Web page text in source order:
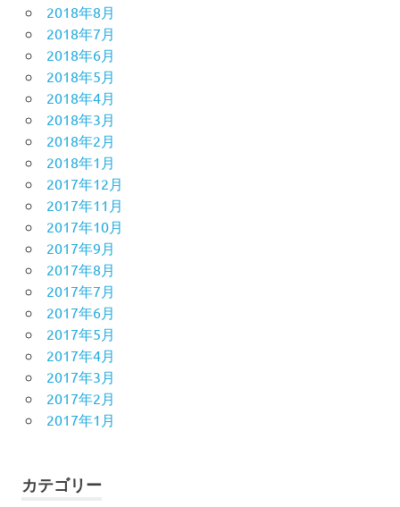
2018年8月
2018年7月
2018年6月
2018年5月
2018年4月
2018年3月
2018年2月
2018年1月
2017年12月
2017年11月
2017年10月
2017年9月
2017年8月
2017年7月
2017年6月
2017年5月
2017年4月
2017年3月
2017年2月
2017年1月
カテゴリー